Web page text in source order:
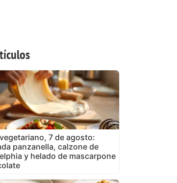
7 de agosto:
panzanella, calzone de
y helado de mascarpone